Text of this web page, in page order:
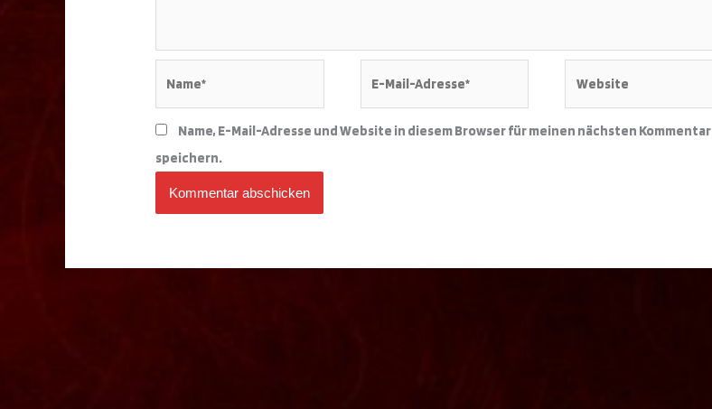
Adresse*
Name, E-Mail-Adresse und Website in diesem Browser für meinen nächsten Kommentar
speichern.